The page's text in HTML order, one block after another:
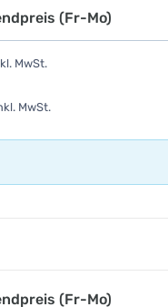
(Fr-Mo)
MwSt.
MwSt.
(Fr-Mo)